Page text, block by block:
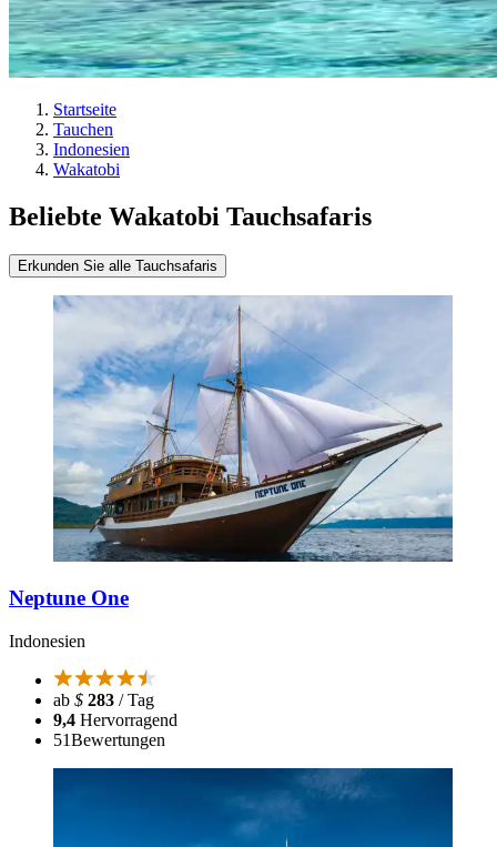
Startseite
Tauchen
Indonesien
Wakatobi
Beliebte Wakatobi Tauchsafaris
Erkunden Sie alle Tauchsafaris
Neptune One
Indonesien
ab $ 283 / Tag
9,4 Hervorragend
51Bewertungen